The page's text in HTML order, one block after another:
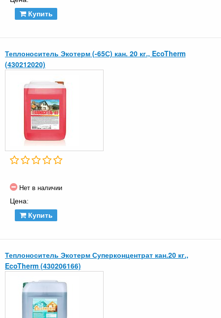
Купить
Теплоноситель Экотерм (-65С) кан. 20 кг., EcoTherm
(430212020)
Нет в наличии
Цена:
Купить
Теплоноситель Экотерм Суперконцентрат кан.20 кг.,
EcoTherm (430206166)